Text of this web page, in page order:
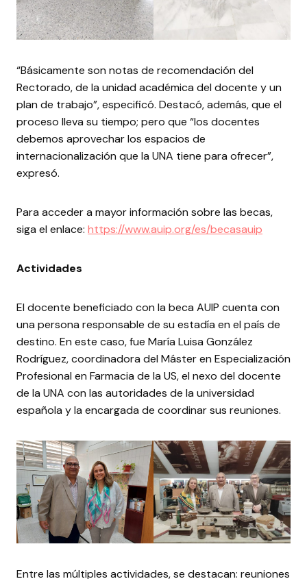
“Básicamente son notas de recomendación del
Rectorado, de la unidad académica del docente y un
plan de trabajo”, especificó. Destacó, además, que el
proceso lleva su tiempo; pero que “los docentes
debemos aprovechar los espacios de
internacionalización que la UNA tiene para ofrecer”,
expresó.
Para acceder a mayor información sobre las becas,
siga el enlace: https://www.auip.org/es/becasauip
Actividades
El docente beneficiado con la beca AUIP cuenta con
una persona responsable de su estadía en el país de
destino. En este caso, fue María Luisa González
Rodríguez, coordinadora del Máster en Especialización
Profesional en Farmacia de la US, el nexo del docente
de la UNA con las autoridades de la universidad
española y la encargada de coordinar sus reuniones.
Entre las múltiples actividades, se destacan: reuniones